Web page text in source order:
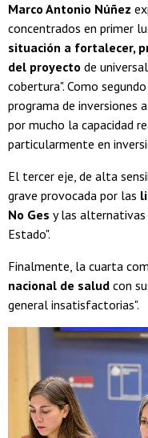
Marco Antonio Núñez
concentrados en primer
situación a fortalecer,
del proyecto de
cobertura". Como
programa de inversiones
por mucho la capacidad
particularmente en
El tercer eje, de alta
grave provocada por las
No Ges y las
Estado".
Finalmente, la cuarta
nacional de salud con
general insatisfactorias".